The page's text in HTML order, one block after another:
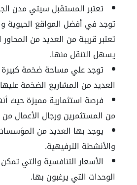
تعتبر المستقبل سيتي مدن
توجد في أفضل المواقع الحيوية
تعتبر قريبة من العديد من المحاور
يسهل التنقل منها.
توجد علي مساحة ضخمة كبيرة
العديد من المشاريع الضخمة عليها
فرصة استثمارية مميزة حيث
من المستثمرين ورجال الأعمال من
يوجد بها العديد من
والأنشطة الترفيهية.
الأسعار التنافسية والتي
الوحدات التي يرغبون بها.